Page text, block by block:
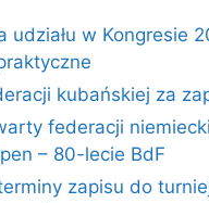
udziału w Kongresie
kubańskiej za
federacji
– 80-lecie BdF
zapisu do